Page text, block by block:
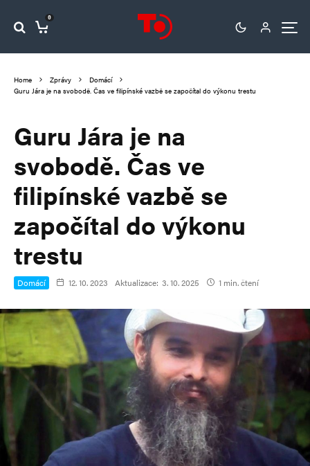
0
Home Zprávy
Domácí
Guru Jára je na svobodě. Čas ve filipínské vazbě se započítal do výkonu trestu
Guru Jára je na
svobodě. Čas ve
filipínské vazbě se
započítal do výkonu
trestu
Domácí 12. 10. 2023 Aktualizace: 3. 10. 2025 1 min. čtení